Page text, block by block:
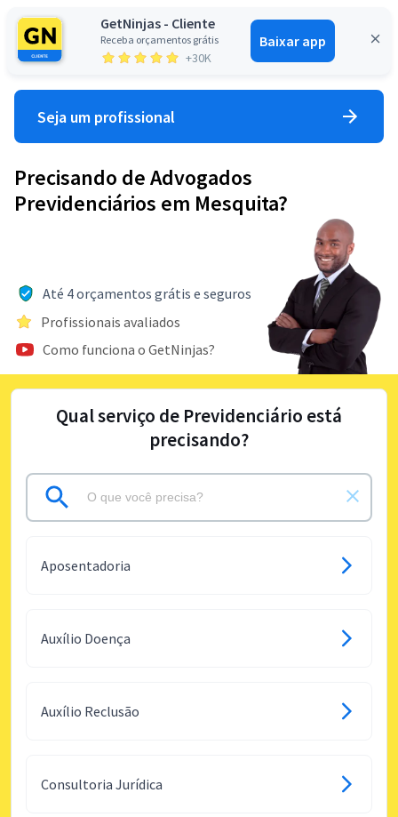
GetNinjas - Cliente
Receba orçamentos grátis
+30K
Baixar app
Entrar
Seja um profissional
Precisando de Advogados
Previdenciários em Mesquita?
Até 4 orçamentos grátis e seguros
Profissionais avaliados
Como funciona o GetNinjas?
Qual serviço de Previdenciário está
precisando?
Aposentadoria
Auxílio Doença
Auxílio Reclusão
Consultoria Jurídica